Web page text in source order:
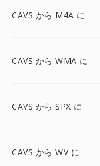
CAVS から M4A に
CAVS から WMA に
CAVS から SPX に
CAVS から WV に